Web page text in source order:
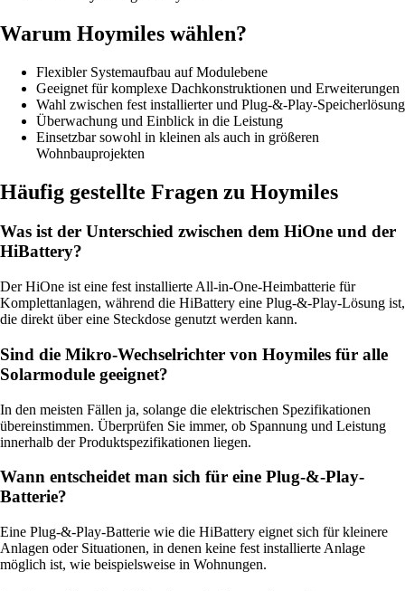
Warum Hoymiles wählen?
Flexibler Systemaufbau auf Modulebene
Geeignet für komplexe Dachkonstruktionen und Erweiterungen
Wahl zwischen fest installierter und Plug-&-Play-Speicherlösung
Überwachung und Einblick in die Leistung
Einsetzbar sowohl in kleinen als auch in größeren
Wohnbauprojekten
Häufig gestellte Fragen zu Hoymiles
Was ist der Unterschied zwischen dem HiOne und der
HiBattery?
Der HiOne ist eine fest installierte All-in-One-Heimbatterie für
Komplettanlagen, während die HiBattery eine Plug-&-Play-Lösung ist,
die direkt über eine Steckdose genutzt werden kann.
Sind die Mikro-Wechselrichter von Hoymiles für alle
Solarmodule geeignet?
In den meisten Fällen ja, solange die elektrischen Spezifikationen
übereinstimmen. Überprüfen Sie immer, ob Spannung und Leistung
innerhalb der Produktspezifikationen liegen.
Wann entscheidet man sich für eine Plug-&-Play-
Batterie?
Eine Plug-&-Play-Batterie wie die HiBattery eignet sich für kleinere
Anlagen oder Situationen, in denen keine fest installierte Anlage
möglich ist, wie beispielsweise in Wohnungen.